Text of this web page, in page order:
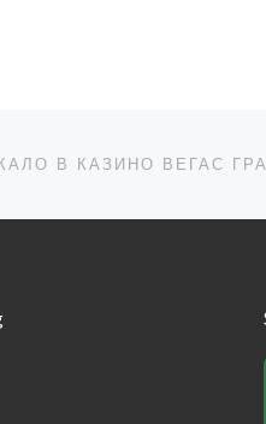
В КАЗИНО ВЕГАС